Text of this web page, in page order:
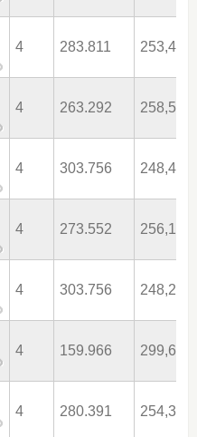
4 283.811
4 263.292
4 303.756
4 273.552 256,151
4 303.756
4 159.966
4 280.391